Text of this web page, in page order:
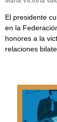
El presidente
en la
honores a la
relaciones